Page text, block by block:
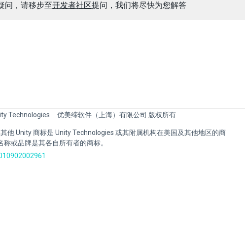
问，请移步至开发者社区提问，我们将尽快为您解答
Technologies 优美缔软件（上海）有限公司 版权所有
他 Unity 商标是 Unity Technologies 或其附属机构在美国及其他地区的商
或品牌是其各自所有者的商标。